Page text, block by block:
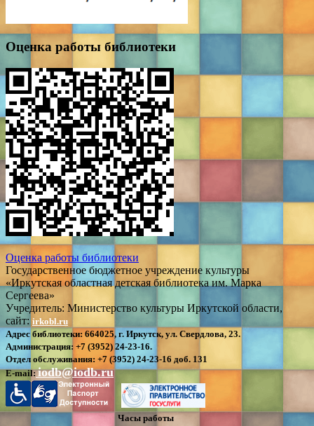
Оценка работы библиотеки
Оценка работы библиотеки
Государственное бюджетное учреждение культуры
«Иркутская областная детская библиотека им. Марка
Сергеева»
Учредитель: Министерство культуры Иркутской области,
сайт: irkobl.ru
Адрес библиотеки: 664025, г. Иркутск, ул. Свердлова, 23.
Администрация: +7 (3952) 24-23-16.
Отдел обслуживания: +7 (3952) 24-23-16 доб. 131
E-mail: iodb@iodb.ru
Часы работы